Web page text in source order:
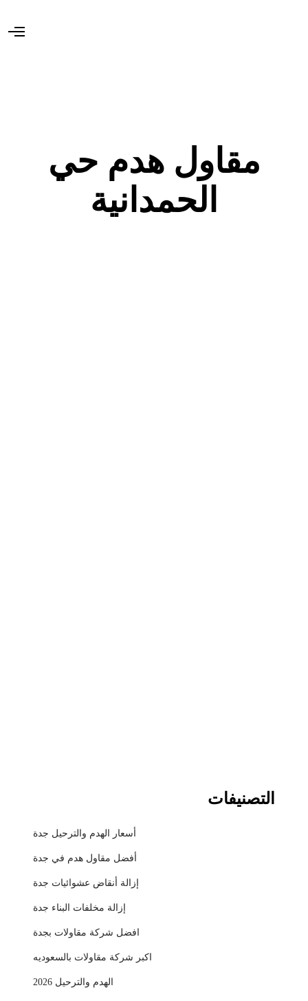
O
مقاول هدم حي
الحمدانية
التصنيفات
أسعار الهدم والترحيل جدة
أفضل مقاول هدم في جدة
إزالة أنقاض عشوائيات جدة
إزالة مخلفات البناء جدة
افضل شركة مقاولات بجدة
اكبر شركة مقاولات بالسعوديه
الهدم والترحيل 2026